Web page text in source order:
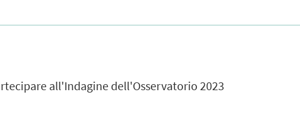
all'Indagine dell'Osservatorio 2023